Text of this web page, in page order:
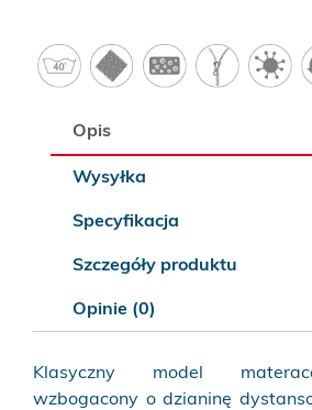
Opis
Wysyłka
Specyfikacja
Szczegóły produktu
Opinie (0)
Klasyczny model
wzbogacony o dzianinę